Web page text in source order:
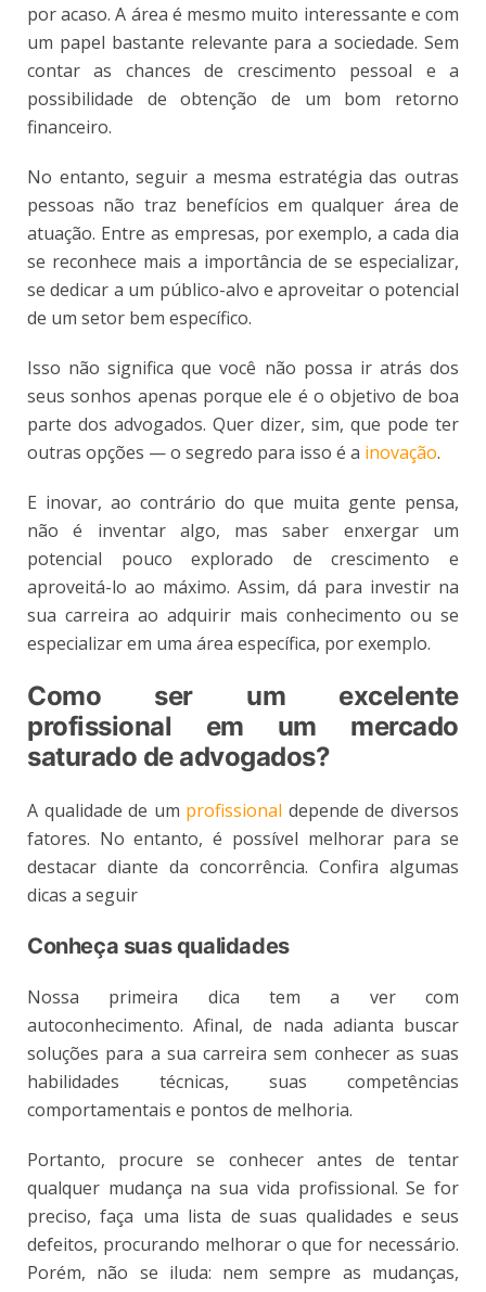
por acaso. A área é mesmo muito interessante e com
um papel bastante relevante para a sociedade. Sem
contar as chances de crescimento pessoal e a
possibilidade de obtenção de um bom retorno
financeiro.
No entanto, seguir a mesma estratégia das outras
pessoas não traz benefícios em qualquer área de
atuação. Entre as empresas, por exemplo, a cada dia
se reconhece mais a importância de se especializar,
se dedicar a um público-alvo e aproveitar o potencial
de um setor bem específico.
Isso não significa que você não possa ir atrás dos
seus sonhos apenas porque ele é o objetivo de boa
parte dos advogados. Quer dizer, sim, que pode ter
outras opções — o segredo para isso é a inovação.
E inovar, ao contrário do que muita gente pensa,
não é inventar algo, mas saber enxergar um
potencial pouco explorado de crescimento e
aproveitá-lo ao máximo. Assim, dá para investir na
sua carreira ao adquirir mais conhecimento ou se
especializar em uma área específica, por exemplo.
Como ser um excelente
profissional em um mercado
saturado de advogados?
A qualidade de um profissional depende de diversos
fatores. No entanto, é possível melhorar para se
destacar diante da concorrência. Confira algumas
dicas a seguir
Conheça suas qualidades
Nossa primeira dica tem a ver com
autoconhecimento. Afinal, de nada adianta buscar
soluções para a sua carreira sem conhecer as suas
habilidades técnicas, suas competências
comportamentais e pontos de melhoria.
Portanto, procure se conhecer antes de tentar
qualquer mudança na sua vida profissional. Se for
preciso, faça uma lista de suas qualidades e seus
defeitos, procurando melhorar o que for necessário.
Porém, não se iluda: nem sempre as mudanças,